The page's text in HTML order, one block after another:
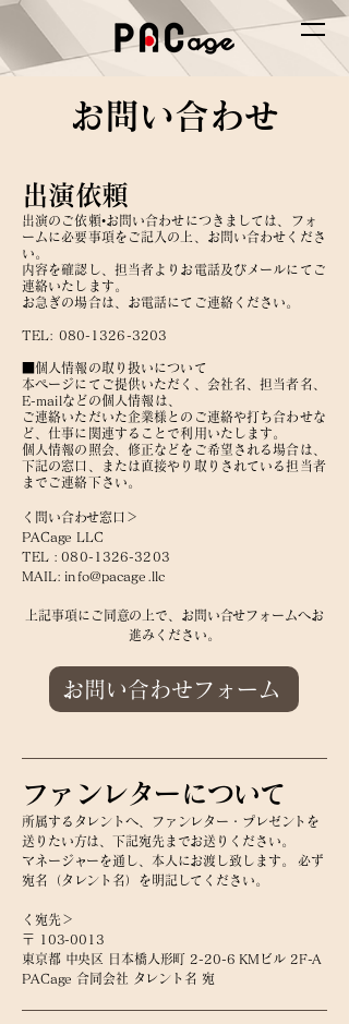
お問い合わせ
出演依頼
出演のご依頼•お問い合わせにつきましては、フォ
ームに必要事項をご記入の上、お問い合わせくださ
い。
内容を確認し、担当者よりお電話及びメールにてご
連絡いたします。
お急ぎの場合は、お電話にてご連絡ください。
TEL: 080-1326-3203
■個人情報の取り扱いについて
本ページにてご提供いただく、会社名、担当者名、
E-mailなどの個人情報は、
ご連絡いただいた企業様とのご連絡や打ち合わせな
ど、仕事に関連することで利用いたします。
個人情報の照会、修正などをご希望される場合は、
下記の窓口、または直接やり取りされている担当者
までご連絡下さい。
く問い合わせ窓口＞
PACage LLC
TEL :080-1326-3203
MAIL:info@pacage.llc
上記事項にご同意の上で、お問い合せフォームヘお
進みください。
お問い合わせフォーム
ファンレターについて
所属するタレントヘ、ファンレター・プレゼントを
送りたい方は、下記宛先までお送りください。
マネージャーを通し、本人にお渡し致します。 必ず
宛名（タレント名）を明記してください。
く宛先＞
〒 103-0013
東京都 中央区 日本橋人形町 2-20-6 KMビル 2F-A
PACage 合同会社 タレント名 宛